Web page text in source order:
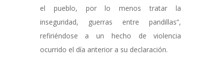
el pueblo, por lo menos tratar la
inseguridad, guerras entre pandillas”,
refiriéndose a un hecho de violencia
ocurrido el día anterior a su declaración.